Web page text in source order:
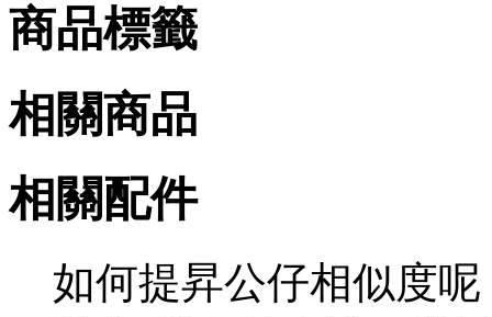
商品標籤
相關商品
相關配件
如何提昇公仔相似度